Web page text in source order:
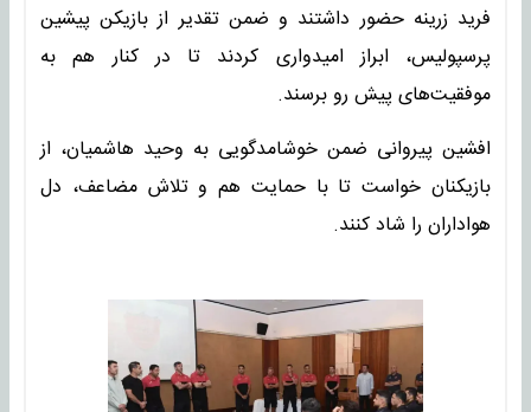
فرید زرینه حضور داشتند و ضمن تقدیر از بازیکن پیشین
پرسپولیس، ابراز امیدواری کردند تا در کنار هم به
موفقیت‌های پیش رو برسند.
افشین پیروانی ضمن خوشامدگویی به وحید هاشمیان، از
بازیکنان خواست تا با حمایت هم و تلاش مضاعف، دل
هواداران را شاد کنند.